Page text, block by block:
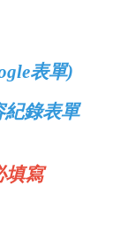
表單)
紀錄表單
填寫